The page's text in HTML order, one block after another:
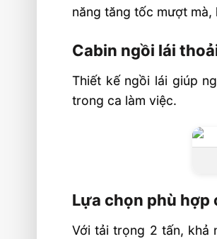
năng tăng tốc mượt mà,
Cabin ngồi lái
Thiết kế ngồi lái giúp
trong ca làm việc.
Lựa chọn phù hợp
Với tải trọng 2 tấn, khả